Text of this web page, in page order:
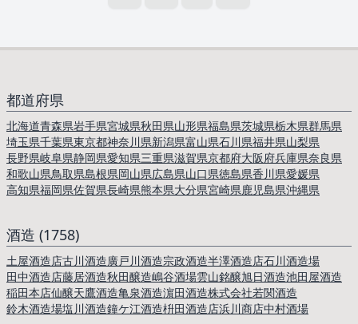
都道府県
北海道青森県岩手県宮城県秋田県山形県福島県茨城県栃木県群馬県
埼玉県千葉県東京都神奈川県新潟県富山県石川県福井県山梨県
長野県岐阜県静岡県愛知県三重県滋賀県京都府大阪府兵庫県奈良県
和歌山県鳥取県島根県岡山県広島県山口県徳島県香川県愛媛県
高知県福岡県佐賀県長崎県熊本県大分県宮崎県鹿児島県沖縄県
酒造 (1758)
土屋酒造店古川酒造廣戸川酒造宗政酒造半澤酒造店石川酒造場
田中酒造店藤居酒造秋田醸造嶋谷酒場雲山銘醸旭日酒造池田屋酒造
稲田本店仙醸天鷹酒造亀泉酒造濵田酒造株式会社若関酒造
鈴木酒造場塩川酒造鐘ケ江酒造枡田酒造店浜川商店中村酒場